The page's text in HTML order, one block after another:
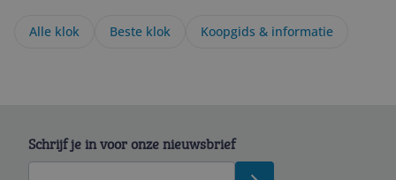
Alle klok Beste klok Koopgids & informatie
Schrijf je in voor onze nieuwsbrief